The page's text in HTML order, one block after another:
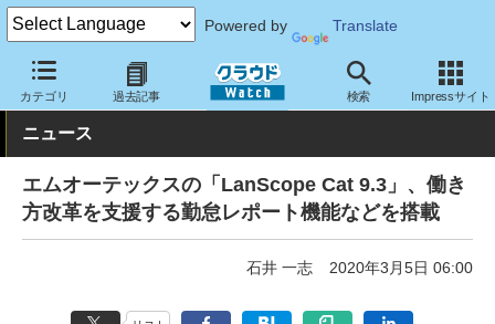
Powered by Translate
カテゴリ 過去記事 検索 Impressサイト
クラウド Watch セキュリティ セキュリティソフト
ニュース
エムオーテックスの「LanScope Cat 9.3」、働き
方改革を支援する勤怠レポート機能などを搭載
石井 一志 2020年3月5日 06:00